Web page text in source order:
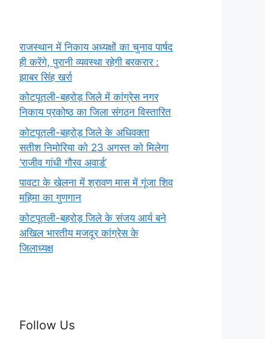
राजस्थान में निकाय अध्यक्षों का चुनाव पार्षद
ही करेंगे, पुरानी व्यवस्था रहेगी बरकरार :
झाबर सिंह खर्रा
कोटपूतली-बहरोड़ जिले में कांग्रेस नगर
निकाय प्रकोष्ठ का जिला संगठन विस्तारित
कोटपूतली-बहरोड़ जिले के अधिवक्ता
सतीश निमोरिया को 23 अगस्त को मिलेगा
‘राजीव गांधी गौरव अवार्ड’
पावटा के खेलना में श्रावण मास में गूंजा शिव
महिमा का गुणगान
कोटपूतली-बहरोड़ जिले के संजय आर्य बने
अखिल भारतीय मजदूर कांग्रेस के
जिलाध्यक्ष
Follow Us